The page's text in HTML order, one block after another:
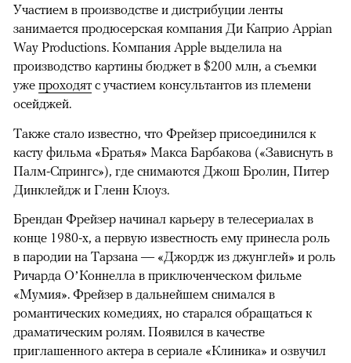
Участием в производстве и дистрибуции ленты
занимается продюсерская компания Ди Каприо Appian
Way Productions. Компания Apple выделила на
производство картины бюджет в $200 млн, а съемки
уже проходят с участием консультантов из племени
осейджей.
Также стало известно, что Фрейзер присоединился к
касту фильма «Братья» Макса Барбакова («Зависнуть в
Палм-Спрингс»), где снимаются Джош Бролин, Питер
Динклейдж и Гленн Клоуз.
Брендан Фрейзер начинал карьеру в телесериалах в
конце 1980-х, а первую известность ему принесла роль
в пародии на Тарзана — «Джордж из джунглей» и роль
Ричарда О’Коннелла в приключенческом фильме
«Мумия». Фрейзер в дальнейшем снимался в
романтических комедиях, но старался обращаться к
драматическим ролям. Появился в качестве
приглашенного актера в сериале «Клиника» и озвучил